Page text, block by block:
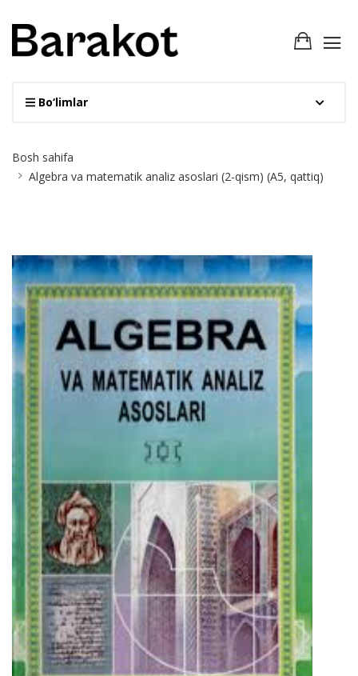
Bo‘limlar
Breadcrumb
Bosh sahifa
Algebra va matematik analiz asoslari (2-qism) (А5, qattiq)